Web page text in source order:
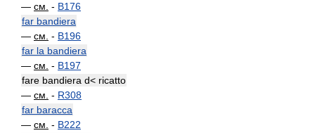
— см. - B176
far bandiera
— см. - B196
far la bandiera
— см. - B197
fare bandiera d< ricatto
— см. - R308
far baracca
— см. - B222